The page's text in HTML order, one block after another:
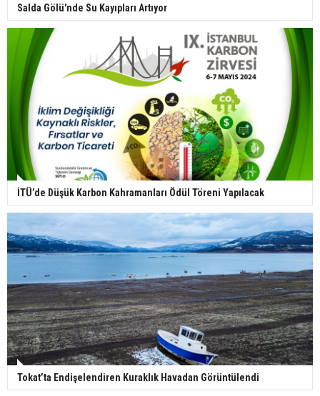
Salda Gölü'nde Su Kayıpları Artıyor
İTÜ’de Düşük Karbon Kahramanları Ödül Töreni Yapılacak
Tokat’ta Endişelendiren Kuraklık Havadan Görüntülendi